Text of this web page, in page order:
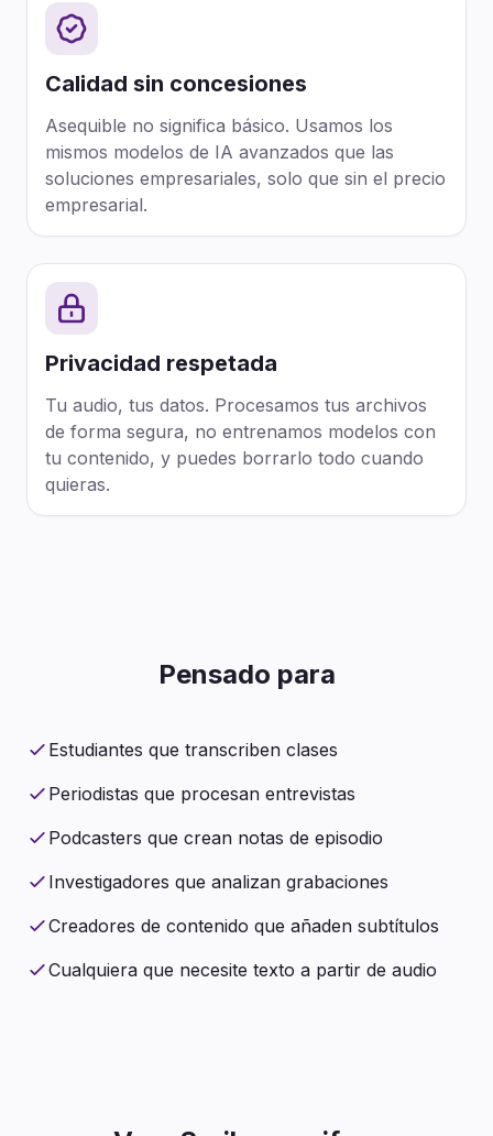
Calidad sin concesiones
Asequible no significa básico. Usamos los
mismos modelos de IA avanzados que las
soluciones empresariales, solo que sin el precio
empresarial.
Privacidad respetada
Tu audio, tus datos. Procesamos tus archivos
de forma segura, no entrenamos modelos con
tu contenido, y puedes borrarlo todo cuando
quieras.
Pensado para
Estudiantes que transcriben clases
Periodistas que procesan entrevistas
Podcasters que crean notas de episodio
Investigadores que analizan grabaciones
Creadores de contenido que añaden subtítulos
Cualquiera que necesite texto a partir de audio